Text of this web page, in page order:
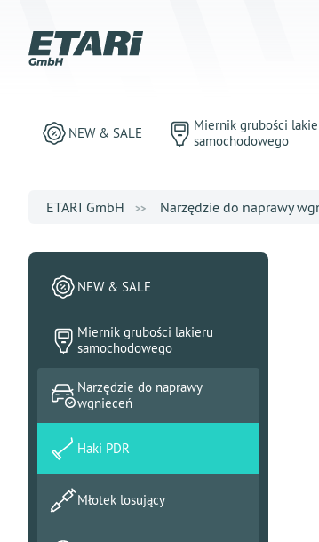
NEW & SALE
Miernik grubości
samochodowego
ETARI GmbH Narzędzie do naprawy
NEW & SALE
Miernik grubości lakieru
samochodowego
Narzędzie do naprawy
wgnieceń
Haki PDR
Młotek losujący